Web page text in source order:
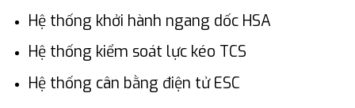
Hệ thống khởi hành ngang dốc HSA
Hệ thống kiểm soát lực kéo TCS
Hệ thống cân bằng điện tử ESC